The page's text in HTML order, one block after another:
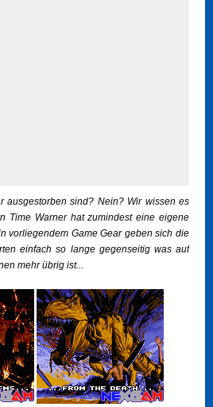
ausgestorben sind? Nein? Wir wissen es
Time Warner hat zumindest eine eigene
vorliegendem Game Gear geben sich die
einfach so lange gegenseitig was auf
mehr übrig ist...